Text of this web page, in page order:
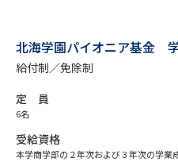
志望校・出願校を調べる
北海学園パイオニア基金
給付制／免除制
定 員
6名
受給資格
本学商学部の２年次および３年次の学業